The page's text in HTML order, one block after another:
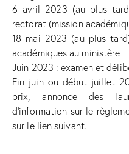
6 avril 2023 (au plus
rectorat (mission
18 mai 2023 (au plus
académiques au ministère
Juin 2023 : examen et
Fin juin ou début juillet
prix, annonce des
d’information sur le
sur le lien suivant.